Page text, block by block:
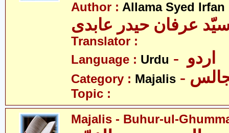
Author : Allama Syed
عرفان حیدر عابدی
Translator :
Language : Urdu
Category : Majalis
Topic :
Majalis - Buhur-ul-